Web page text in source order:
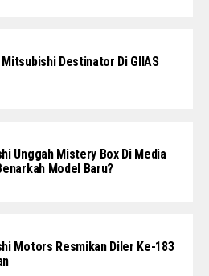
Mitsubishi Destinator Di GIIAS
Unggah Mistery Box Di Media
Model Baru?
Motors Resmikan Diler Ke-183